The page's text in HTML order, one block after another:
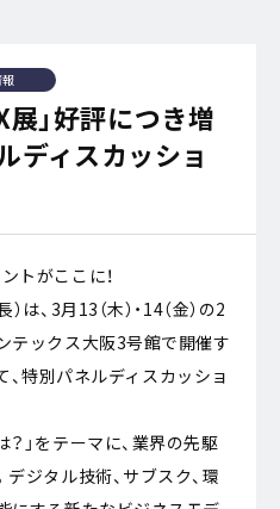
展」好評につき増
ディスカッショ
トがここに！
、3月13（木）・14（金）の2
テックス大阪3号館で開催す
、特別パネルディスカッショ
」をテーマに、業界の先駆
ジタル技術、サブスク、環